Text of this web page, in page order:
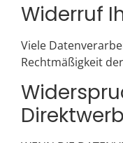
Widerruf
Viele
Rechtmäßigkeit